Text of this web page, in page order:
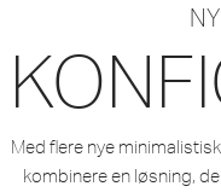
Med flere nye
kombinere en løsning,